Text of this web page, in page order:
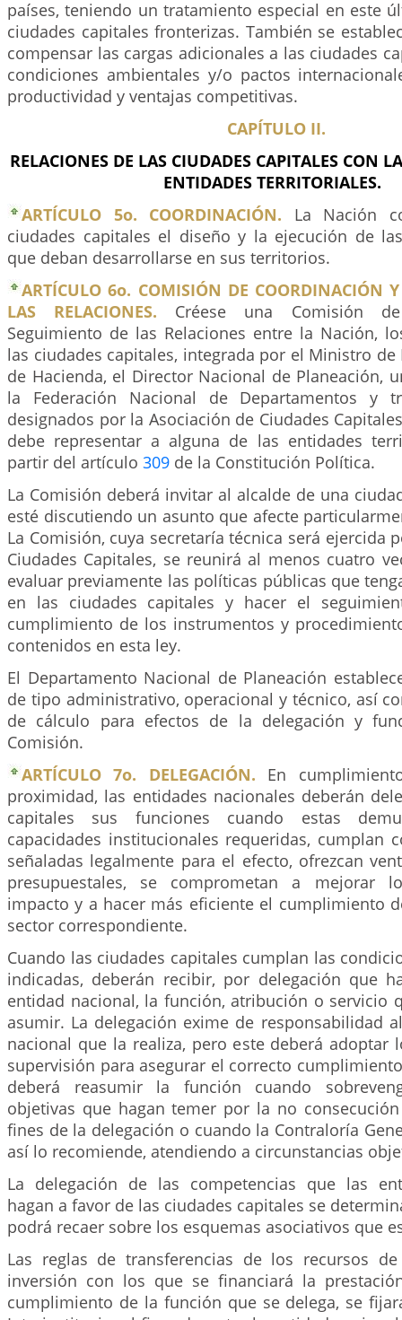
países, teniendo un tratamiento especial en este
ciudades capitales fronterizas. También se
compensar las cargas adicionales a las ciudades
condiciones ambientales y/o pactos
productividad y ventajas competitivas.
CAPÍTULO II.
RELACIONES DE LAS CIUDADES CAPITALES CON
ENTIDADES TERRITORIALES.
ARTÍCULO 5o. COORDINACIÓN. La Nación
ciudades capitales el diseño y la ejecución de
que deban desarrollarse en sus territorios.
ARTÍCULO 6o. COMISIÓN DE COORDINACIÓN
LAS RELACIONES. Créese una Comisión
Seguimiento de las Relaciones entre la Nación,
las ciudades capitales, integrada por el Ministro
de Hacienda, el Director Nacional de Planeación,
la Federación Nacional de Departamentos y
designados por la Asociación de Ciudades
debe representar a alguna de las entidades
partir del artículo 309 de la Constitución Política.
La Comisión deberá invitar al alcalde de una
esté discutiendo un asunto que afecte
La Comisión, cuya secretaría técnica será ejercida
Ciudades Capitales, se reunirá al menos cuatro
evaluar previamente las políticas públicas que
en las ciudades capitales y hacer el
cumplimiento de los instrumentos y
contenidos en esta ley.
El Departamento Nacional de Planeación
de tipo administrativo, operacional y técnico, así
de cálculo para efectos de la delegación y
Comisión.
ARTÍCULO 7o. DELEGACIÓN. En
proximidad, las entidades nacionales deberán
capitales sus funciones cuando estas
capacidades institucionales requeridas, cumplan
señaladas legalmente para el efecto, ofrezcan
presupuestales, se comprometan a mejorar
impacto y a hacer más eficiente el cumplimiento
sector correspondiente.
Cuando las ciudades capitales cumplan las
indicadas, deberán recibir, por delegación que
entidad nacional, la función, atribución o servicio
asumir. La delegación exime de responsabilidad
nacional que la realiza, pero este deberá adoptar
supervisión para asegurar el correcto
deberá reasumir la función cuando
objetivas que hagan temer por la no
fines de la delegación o cuando la Contraloría
así lo recomiende, atendiendo a circunstancias
La delegación de las competencias que las
hagan a favor de las ciudades capitales se
podrá recaer sobre los esquemas asociativos que
Las reglas de transferencias de los recursos
inversión con los que se financiará la
cumplimiento de la función que se delega, se